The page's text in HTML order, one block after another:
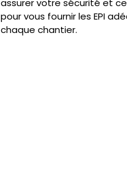
assurer votre sécurité et
pour vous fournir les EPI
chaque chantier.